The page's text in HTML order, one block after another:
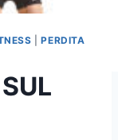
|PERDITA